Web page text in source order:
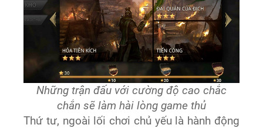
Những trận đấu với cường độ cao chắc
chắn sẽ làm hài lòng game thủ
Thứ tư, ngoài lối chơi chủ yếu là hành động